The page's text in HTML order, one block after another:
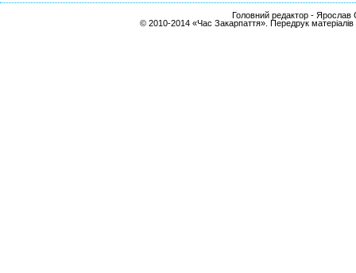
Головний редактор - Ярослав
© 2010-2014 «Час Закарпаття». Передрук